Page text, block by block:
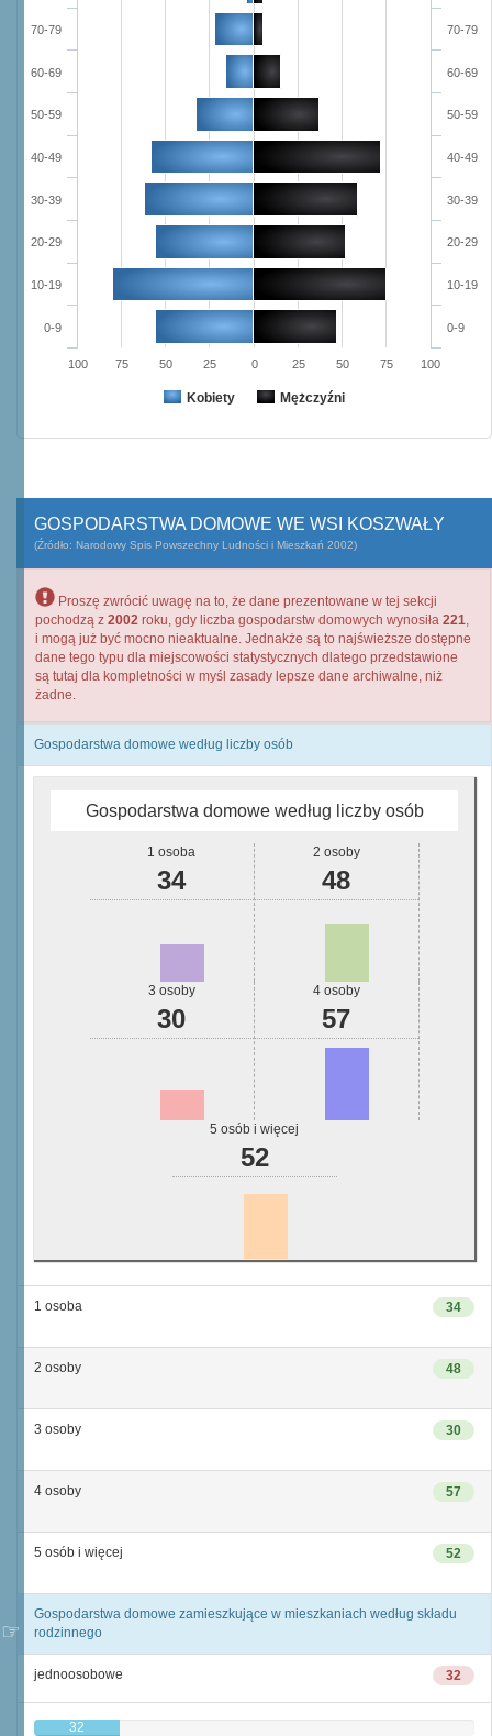
Kobiety Mężczyźni
0-9
10-19
20-29
30-39
40-49
50-59
60-69
70-79
0-9
10-19
20-29
30-39
40-49
50-59
60-69
70-79
100 75 50 25 0 25 50 75 100
GOSPODARSTWA DOMOWE WE WSI KOSZWAŁY
(Źródło: Narodowy Spis Powszechny Ludności i Mieszkań 2002)
Proszę zwrócić uwagę na to, że dane prezentowane w tej sekcji
pochodzą z 2002 roku, gdy liczba gospodarstw domowych wynosiła 221,
i mogą już być mocno nieaktualne. Jednakże są to najświeższe dostępne
dane tego typu dla miejscowości statystycznych dlatego przedstawione
są tutaj dla kompletności w myśl zasady lepsze dane archiwalne, niż
żadne.
Gospodarstwa domowe według liczby osób
Gospodarstwa domowe według liczby osób
1 osoba
34
2 osoby
48
3 osoby
30
4 osoby
57
5 osób i więcej
52
34
1 osoba
48
2 osoby
30
3 osoby
57
4 osoby
52
5 osób i więcej
Gospodarstwa domowe zamieszkujące w mieszkaniach według składu
rodzinnego
32
jednoosobowe
32